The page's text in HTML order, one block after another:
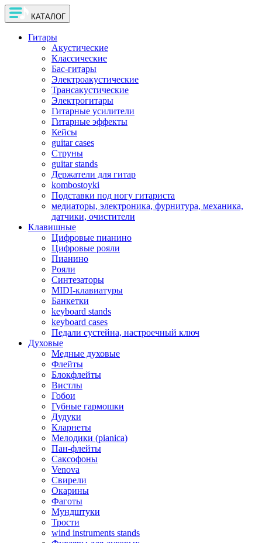
КАТАЛОГ
Гитары
Акустические
Классические
Бас-гитары
Электроакустические
Трансакустические
Электрогитары
Гитарные усилители
Гитарные эффекты
Кейсы
guitar cases
Струны
guitar stands
Держатели для гитар
kombostoyki
Подставки под ногу гитариста
медиаторы, электроника, фурнитура, механика,
датчики, очистители
Клавишные
Цифровые пианино
Цифровые рояли
Пианино
Рояли
Синтезаторы
MIDI-клавиатуры
Банкетки
keyboard stands
keyboard cases
Педали сустейна, настроечный ключ
Духовые
Медные духовые
Флейты
Блокфлейты
Вистлы
Гобои
Губные гармошки
Дудуки
Кларнеты
Мелодики (pianica)
Пан-флейты
Саксофоны
Venova
Свирели
Окарины
Фаготы
Мундштуки
Трости
wind instruments stands